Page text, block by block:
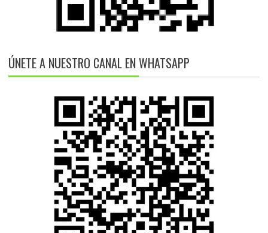
ÚNETE A NUESTRO CANAL EN WHATSAPP